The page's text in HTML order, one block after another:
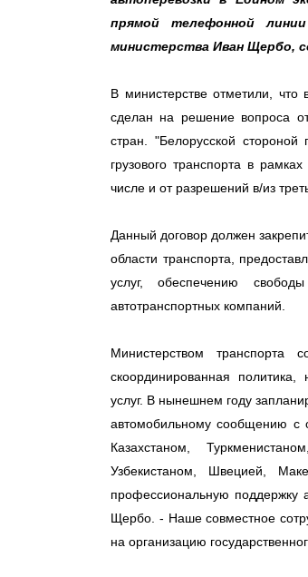
прямой телефонной
министерства Иван Щербо,
В министерстве отметили, что
сделан на решение вопроса
стран. "Белорусской стороной
грузового транспорта в
числе и от разрешений в/из
Данный договор должен
области транспорта,
услуг, обеспечению
автотранспортных компаний.
Министерством транспорта
скоординированная
услуг. В нынешнем году
автомобильному сообщению с
Казахстаном,
Узбекистаном, Швецией,
профессиональную
Щербо. - Наше совместное
на организацию